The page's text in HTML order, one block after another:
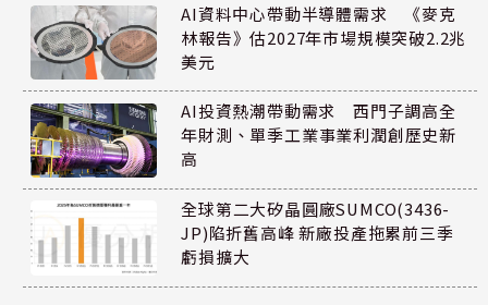
AI資料中心帶動半導體需求 《麥克
林報告》估2027年市場規模突破2.2兆
美元
AI投資熱潮帶動需求 西門子調高全
年財測、單季工業事業利潤創歷史新
高
全球第二大矽晶圓廠SUMCO(3436-
JP)陷折舊高峰 新廠投產拖累前三季
虧損擴大